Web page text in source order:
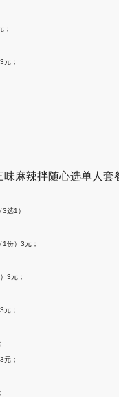
；
元；
味麻辣拌随心选单人套
选1）
份）3元；
3元；
元；
元；